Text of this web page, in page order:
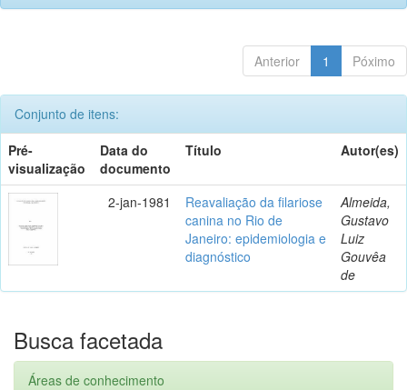
Anterior 1 Póximo
Conjunto de itens:
Pré-
visualização
Data do
documento
Título Autor(es)
2-jan-1981
Reavaliação da filariose
canina no Rio de
Janeiro: epidemiologia e
diagnóstico
Almeida,
Gustavo
Luiz
Gouvêa
de
Busca facetada
Áreas de conhecimento